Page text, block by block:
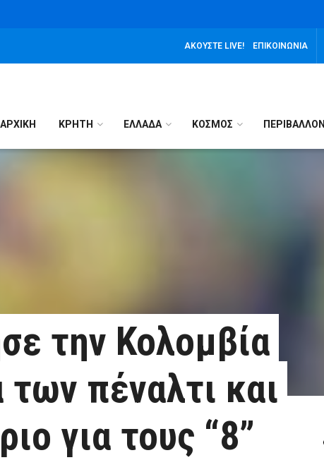
ΑΚΟΎΣΤΕ LIVE! ΕΠΙΚΟΙΝΩΝΊΑ
ΑΡΧΙΚΉ ΚΡΗΤΗ ΕΛΛΑΔΑ ΚΟΣΜΟΣ ΠΕΡΙΒΑΛΛΟΝ
την Κολομβία
των πέναλτι και
για τους “8”